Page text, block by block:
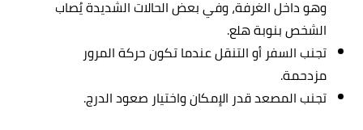
وهو داخل الغرفة، وفي بعض الحالات الشديدة يُصاب
الشخص بنوبة هلع.
تجنب السفر أو التنقل عندما تكون حركة المرور
مزدحمة.
تجنب المصعد قدر الإمكان واختيار صعود الدرج.